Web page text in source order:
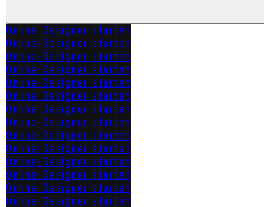
Online-Designer starten
Online-Designer starten
Online-Designer starten
Online-Designer starten
Online-Designer starten
Online-Designer starten
Online-Designer starten
Online-Designer starten
Online-Designer starten
Online-Designer starten
Online-Designer starten
Online-Designer starten
Online-Designer starten
Online-Designer starten